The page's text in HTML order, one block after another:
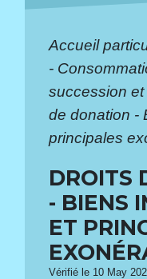
Accueil
-
succession
de donation -
principales
DROITS
- BIENS
ET
Vérifié le 10 May